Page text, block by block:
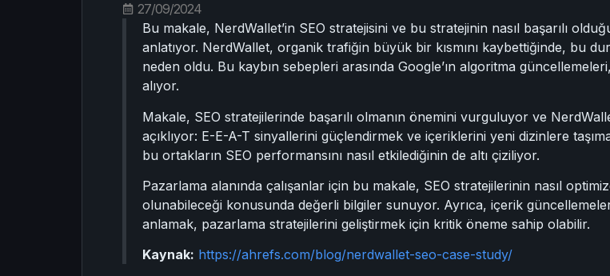
27/09/2024
Bu makale, NerdWallet’in SEO stratejisini ve bu stratejinin nasıl başarılı
anlatıyor. NerdWallet, organik trafiğin büyük bir kısmını kaybettiğinde, bu
neden oldu. Bu kaybın sebepleri arasında Google’ın algoritma
alıyor.
Makale, SEO stratejilerinde başarılı olmanın önemini vurguluyor ve
açıklıyor: E-E-A-T sinyallerini güçlendirmek ve içeriklerini yeni dizinlere
bu ortakların SEO performansını nasıl etkilediğinin de altı çiziliyor.
Pazarlama alanında çalışanlar için bu makale, SEO stratejilerinin nasıl
olunabileceği konusunda değerli bilgiler sunuyor. Ayrıca, içerik
anlamak, pazarlama stratejilerini geliştirmek için kritik öneme sahip olabilir.
Kaynak: https://ahrefs.com/blog/nerdwallet-seo-case-study/